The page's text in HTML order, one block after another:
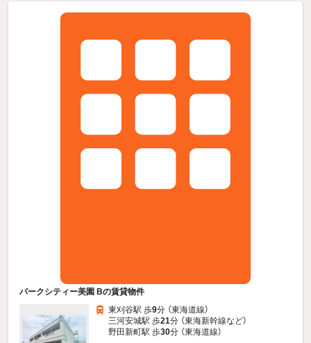
パークシティー美園 Bの賃貸物件
東刈谷駅 歩9分 （東海道線）
三河安城駅 歩21分 （東海新幹線など）
野田新町駅 歩30分 （東海道線）